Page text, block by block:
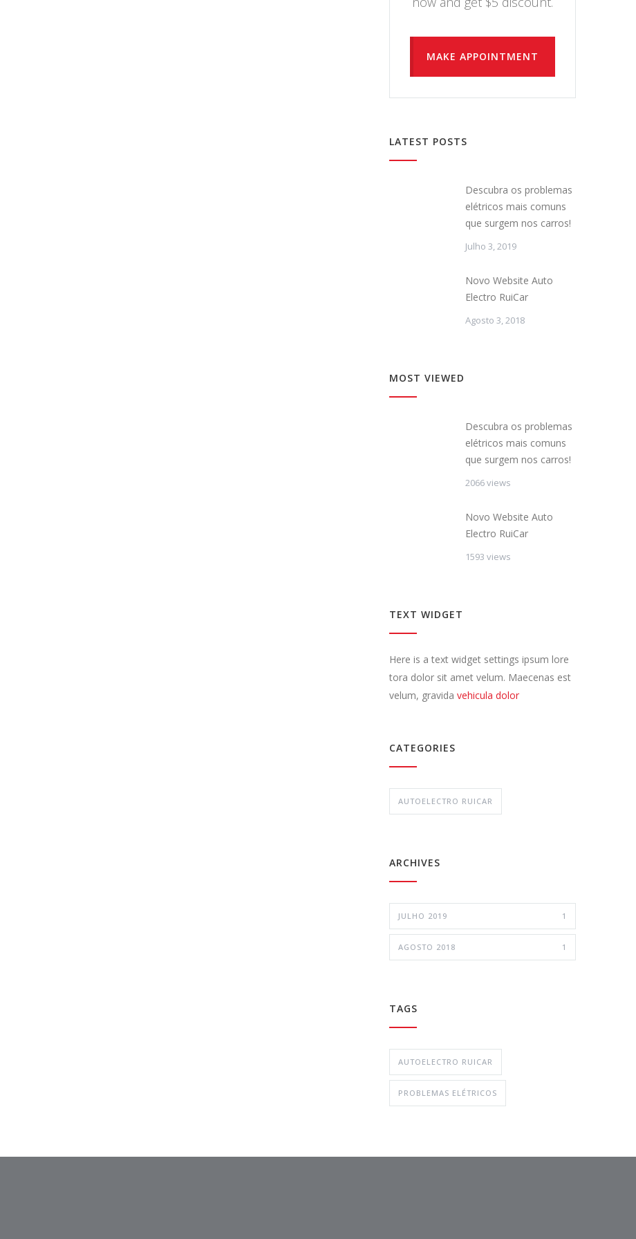
MAKE APPOINTMENT
LATEST POSTS
Descubra os problemas
elétricos mais comuns
que surgem nos carros!
Julho 3, 2019
Novo Website Auto
Electro RuiCar
Agosto 3, 2018
MOST VIEWED
Descubra os problemas
elétricos mais comuns
que surgem nos carros!
2066 views
Novo Website Auto
Electro RuiCar
1593 views
TEXT WIDGET
Here is a text widget settings ipsum lore
tora dolor sit amet velum. Maecenas est
velum, gravida vehicula dolor
CATEGORIES
AUTOELECTRO RUICAR
ARCHIVES
JULHO 2019 1
AGOSTO 2018 1
TAGS
AUTOELECTRO RUICAR
PROBLEMAS ELÉTRICOS